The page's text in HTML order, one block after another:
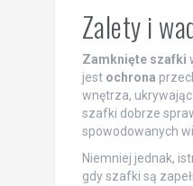
Zalety i
Zamknięte szafki
jest ochrona
wnętrza,
szafki dobrze
spowodowanych
Niemniej jednak,
gdy szafki są